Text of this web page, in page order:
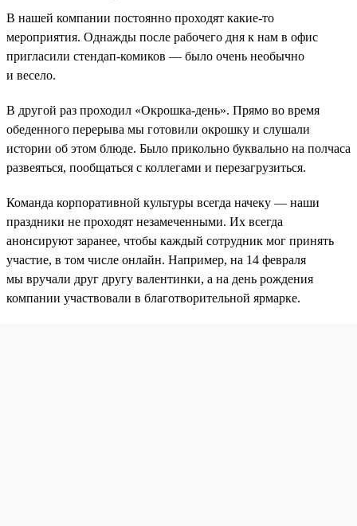
В нашей компании постоянно проходят какие-то
мероприятия. Однажды после рабочего дня к нам в офис
пригласили стендап-комиков — было очень необычно
и весело.
В другой раз проходил «Окрошка-день». Прямо во время
обеденного перерыва мы готовили окрошку и слушали
истории об этом блюде. Было прикольно буквально на полчаса
развеяться, пообщаться с коллегами и перезагрузиться.
Команда корпоративной культуры всегда начеку — наши
праздники не проходят незамеченными. Их всегда
анонсируют заранее, чтобы каждый сотрудник мог принять
участие, в том числе онлайн. Например, на 14 февраля
мы вручали друг другу валентинки, а на день рождения
компании участвовали в благотворительной ярмарке.